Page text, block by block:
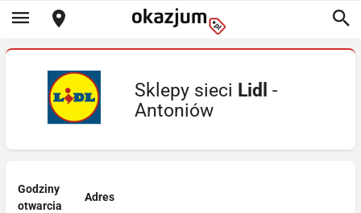
Sklepy sieci Lidl -
Antoniów
Godziny
otwarcia
Adres